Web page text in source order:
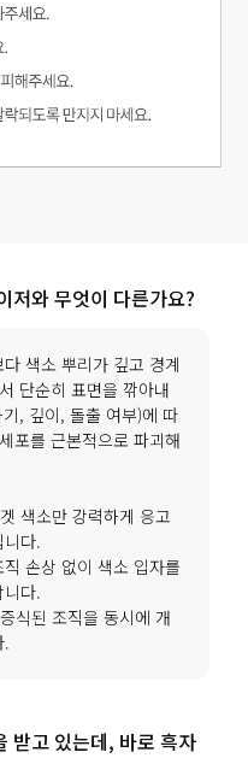
저와 무엇이 다른가요?
색소 뿌리가 깊고 경계
단순히 표면을 깎아내
, 깊이, 돌출 여부)에 따
포를 근본적으로 파괴해
색소만 강력하게 응고
다.
손상 없이 색소 입자를
다.
식된 조직을 동시에 개
.
받고 있는데, 바로 흑자